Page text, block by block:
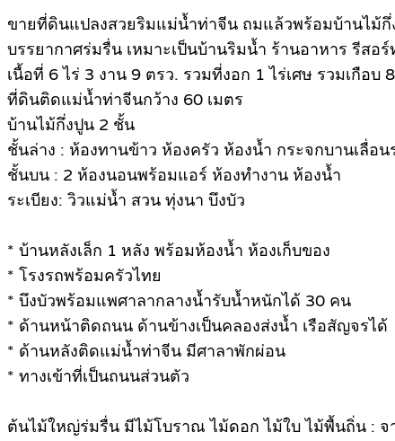
ขายที่ดินแปลงสวยริมแม่น้ำท่าจีน ถมแล้วพร้อมบ้านไม้กึ่
บรรยากาศร่มรื่น เหมาะเป็นบ้านริมน้ำ ร้านอาหาร รีสอร์
เนื้อที่ 6 ไร่ 3 งาน 9 ตรว. รวมที่งอก 1 ไร่เศษ รวมเกือบ
ที่ดินติดแม่น้ำท่าจีนกว้าง 60 เมตร
บ้านไม้กึ่งปูน 2 ชั้น
ชั้นล่าง : ห้องทานข้าว ห้องครัว ห้องน้ำ กระจกบานเลื่อน
ชั้นบน : 2 ห้องนอนพร้อมแอร์ ห้องทำงาน ห้องน้ำ
ระเบียง: วิวแม่น้ำ สวน ทุ่งนา บึงบัว
* บ้านหลังเล็ก 1 หลัง พร้อมห้องน้ำ ห้องเก็บของ
* โรงรถพร้อมครัวไทย
* บึงบัวพร้อมแพศาลากลางน้ำรับน้ำหนักได้ 30 คน
* ด้านหน้าติดถนน ด้านข้างเป็นคลองส่งน้ำ เรือสัญจรได้
* ด้านหลังติดแม่น้ำท่าจีน มีศาลาพักผ่อน
* ทางเข้าที่เป็นถนนส่วนตัว
ต้นไม้ใหญ่ร่มรื่น มีไม้โบราณ ไม้ดอก ไม้ใบ ไม้พื้นถิ่น :